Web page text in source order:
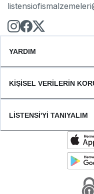
YARDIM
KİŞİSEL VERİLERİN
LİSTENSİ'Yİ TANIYALIM